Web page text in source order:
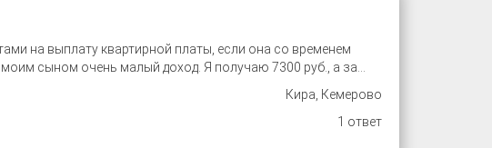
на выплату квартирной платы, если она со временем
сыном очень малый доход. Я получаю 7300 руб., а за...
Кира, Кемерово
1 ответ